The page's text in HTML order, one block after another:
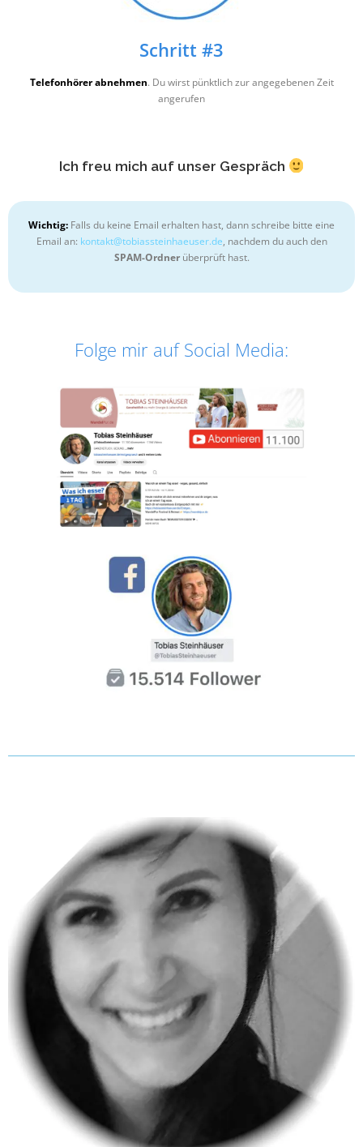
Schritt #3
Telefonhörer abnehmen. Du wirst pünktlich zur angegebenen Zeit
angerufen
Ich freu mich auf unser Gespräch
Wichtig: Falls du keine Email erhalten hast, dann schreibe bitte eine
Email an:
ed.re
sueah
niets
saibo
t@tka
tnok
, nachdem du auch den
SPAM-Ordnerüberprüft hast.
Folge mir auf Social Media: